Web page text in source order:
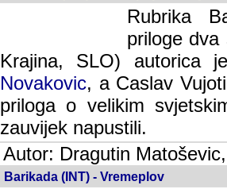
Rubrika
dva
SLO) autorica je velikog
Caslav Vujotic
velikim svjetskim
napustili.
Autor: Dragutin
Barikada (INT) - Vremeplov